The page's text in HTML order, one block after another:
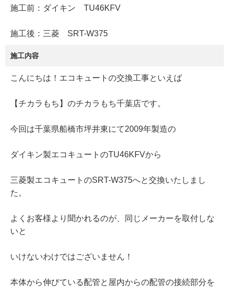
施工前：ダイキン TU46KFV
施工後：三菱 SRT-W375
施工内容
こんにちは！エコキュートの交換工事といえば
【チカラもち】のチカラもち千葉店です。
今回は千葉県船橋市坪井東にて2009年製造の
ダイキン製エコキュートのTU46KFVから
三菱製エコキュートのSRT-W375へと交換いたしまし
た。
よくお客様より聞かれるのが、同じメーカーを取付しな
いと
いけないわけではございません！
本体から伸びている配管と屋内からの配管の接続部分を